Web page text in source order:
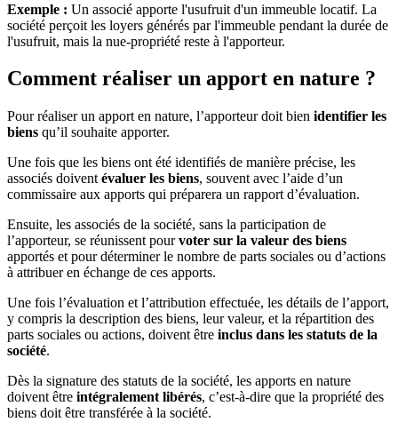
Exemple : Un associé apporte l'usufruit d'un immeuble locatif. La
société perçoit les loyers générés par l'immeuble pendant la durée de
l'usufruit, mais la nue-propriété reste à l'apporteur.
Comment réaliser un apport en nature ?
Pour réaliser un apport en nature, l’apporteur doit bien identifier les
biens qu’il souhaite apporter.
Une fois que les biens ont été identifiés de manière précise, les
associés doivent évaluer les biens, souvent avec l’aide d’un
commissaire aux apports qui préparera un rapport d’évaluation.
Ensuite, les associés de la société, sans la participation de
l’apporteur, se réunissent pourvoter sur la valeur des biens
apportés et pour déterminer le nombre de parts sociales ou d’actions
à attribuer en échange de ces apports.
Une fois l’évaluation et l’attribution effectuée, les détails de l’apport,
y compris la description des biens, leur valeur, et la répartition des
parts sociales ou actions, doivent être inclus dans les statuts de la
société.
Dès la signature des statuts de la société, les apports en nature
doivent être intégralement libérés, c’est-à-dire que la propriété des
biens doit être transférée à la société.